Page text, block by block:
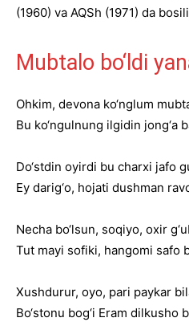
(1960) va AQSh (1971) da
Mubtalo bo‘ldi
Ohkim, devona ko‘nglum
Bu ko‘ngulnung ilgidin jong‘a
Do‘stdin oyirdi bu charxi jafo
Ey darig‘o, hojati dushman
Necha bo‘lsun, soqiyo, oxir
Tut mayi sofiki, hangomi safo
Xushdurur, oyo, pari paykar
Bo‘stonu bog‘i Eram dilkusho